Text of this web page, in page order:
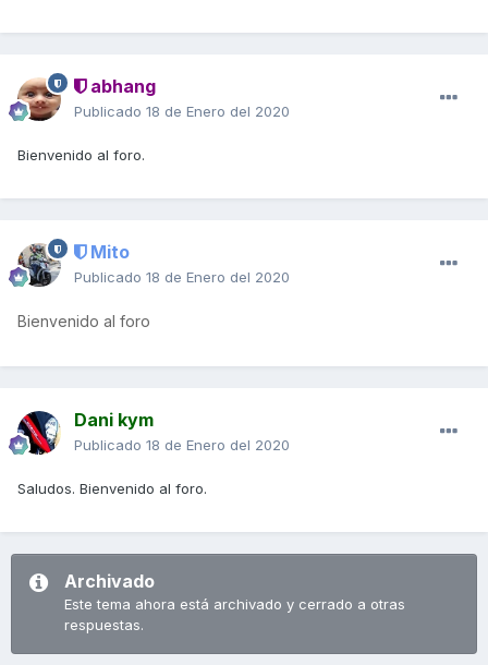
abhang
Publicado 18 de Enero del 2020
Bienvenido al foro.
Mito
Publicado 18 de Enero del 2020
Bienvenido al foro
Dani kym
Publicado 18 de Enero del 2020
Saludos. Bienvenido al foro.
Archivado
Este tema ahora está archivado y cerrado a otras
respuestas.